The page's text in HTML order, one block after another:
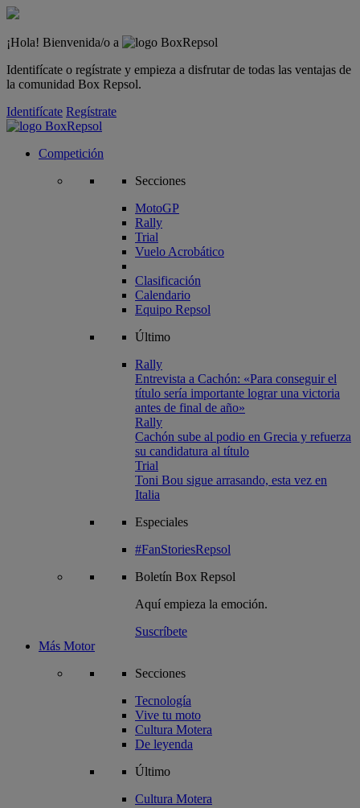
¡Hola! Bienvenida/o a
Identifícate o regístrate y empieza a disfrutar de todas las ventajas de
la comunidad Box Repsol.
Identifícate Regístrate
Competición
Secciones
MotoGP
Rally
Trial
Vuelo Acrobático
Clasificación
Calendario
Equipo Repsol
Último
Rally
Entrevista a Cachón: «Para conseguir el
título sería importante lograr una victoria
antes de final de año»
Rally
Cachón sube al podio en Grecia y refuerza
su candidatura al título
Trial
Toni Bou sigue arrasando, esta vez en
Italia
Especiales
#FanStoriesRepsol
Boletín Box Repsol
Aquí empieza la emoción.
Suscríbete
Más Motor
Secciones
Tecnología
Vive tu moto
Cultura Motera
De leyenda
Último
Cultura Motera